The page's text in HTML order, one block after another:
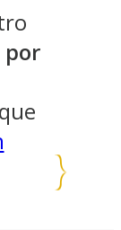
oficial
nivel 1
por